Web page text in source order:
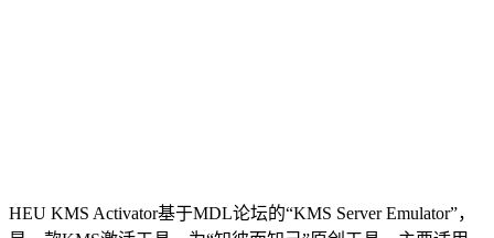
HEU KMS Activator基于MDL论坛的“KMS Server Emulator”，